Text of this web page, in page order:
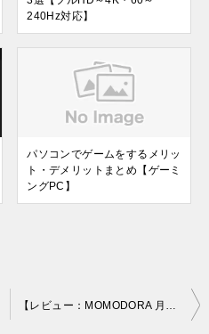
240Hz対応】
パソコンでゲームをするメリッ
ト・デメリットまとめ【ゲーミ
ングPC】
【レビュー：MOMODORA 月下のレクイエム】2Dメトロイドヴァニアの良作！